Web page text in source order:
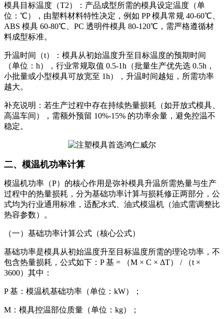
模具目标温度（T2）：产品成型所需的模具设定温度（单
位：℃），由塑料材料特性决定，例如 PP 模具常规 40-60℃、
ABS 模具 60-80℃、PC 透明件模具 80-120℃，需严格遵循材
料成型标准。
升温时间（t）：模具从初始温度升至目标温度的预期时间
（单位：h），行业常规取值 0.5-1h（批量生产优先选 0.5h，
小批量或小型模具可放宽至 1h），升温时间越短，所需功率
越大。
补充说明：若生产过程中存在持续热量损耗（如开放式模具、
高温车间），需额外预留 10%-15% 的功率余量，避免控温不
稳定。
二、模温机功率计算
模温机功率（P）的核心作用是弥补模具升温所需热量与生产
过程中的热量损耗，分为基础功率计算与损耗修正两部分，公
式均为行业通用标准，适配水式、油式模温机（油式需调整比
热容参数）。
（一）基础功率计算公式（核心公式）
基础功率是模具从初始温度升至目标温度所需的理论功率，不
包含热量损耗，公式如下：P 基 = （M × C × ΔT） / （t ×
3600）其中：
P 基：模温机基础功率（单位：kW）；
M：模具控温部位质量（单位：kg）；